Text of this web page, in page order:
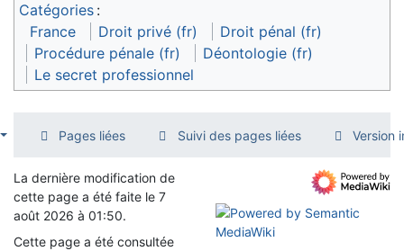
Catégories :
France
Droit privé (fr)
Droit pénal (fr)
Procédure pénale (fr)
Déontologie (fr)
Le secret professionnel
Pages liées Suivi des pages liées Version
La dernière modification de
cette page a été faite le 7
août 2026 à 01:50.
Cette page a été consultée